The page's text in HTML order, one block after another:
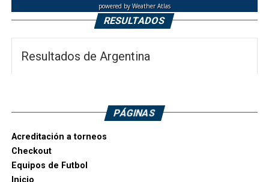
powered byWeather Atlas
RESULTADOS
Resultados de Argentina
PÁGINAS
Acreditación a torneos
Checkout
Equipos de Futbol